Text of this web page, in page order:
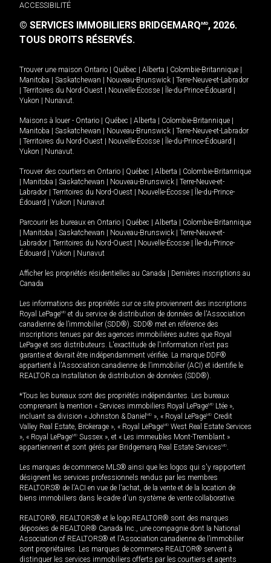
ACCESSIBILITÉ
© SERVICES IMMOBILIERS BRIDGEMARQMD, 2026.
TOUS DROITS RÉSERVÉS.
Trouver une maison Ontario Québec Alberta Colombie-Britannique
Manitoba
Saskatchewan Nouveau-Brunswick
Terre-Neuve-et-Labrador
Territoires du Nord-Ouest Nouvelle-Écosse Île-du-Prince-Édouard
Yukon
Nunavut.
Maisons à louer - Ontario Québec Alberta Colombie-Britannique
Manitoba
Saskatchewan Nouveau-Brunswick
Terre-Neuve-et-Labrador
Territoires du Nord-Ouest Nouvelle-Écosse Île-du-Prince-Édouard
Yukon
Nunavut.
Trouver des courtiers en Ontario Québec Alberta
Colombie-Britannique
Manitoba Saskatchewan Nouveau-Brunswick
Terre-Neuve-et-
Labrador
Territoires du Nord-Ouest Nouvelle-Écosse
Île-du-Prince-
Édouard
Yukon Nunavut
Parcourir les bureaux en Ontario Québec Alberta
Colombie-Britannique
Manitoba Saskatchewan Nouveau-Brunswick
Terre-Neuve-et-
Labrador
Territoires du Nord-Ouest Nouvelle-Écosse
Île-du-Prince-
Édouard
Yukon Nunavut
Afficher les propriétés résidentielles au Canada
Dernières inscriptions au
Canada
Les informations des propriétés sur ce site proviennent des inscriptions
Royal LePageMD et du service de distribution de données de l'Association
canadienne de l’immobilier (SDD®). SDD® met en référence des
inscriptions tenues par des agences immobilières autres que Royal
LePage et ses distributeurs. L'exactitude de l'information n'est pas
garantie et devrait être indépendamment vérifiée. La marque DDF®
appartient à l'Association canadienne de l’immobilier (ACI) et identifie le
REALTOR.ca Installation de distribution de données (SDD®).
*Tous les bureaux sont des propriétés indépendantes. Les bureaux
comprenant la mention « Services immobiliers Royal LePageMD Ltée »,
incluant sa division « Johnston & Daniel MD », « Royal LePageMD Credit
Valley Real Estate, Brokerage », « Royal LePageMD West Real Estate Services
», « Royal LePageMD Sussex », et « Les immeubles Mont-Tremblant »
appartiennent et sont gérés par Bridgemarq Real Estate ServicesMD.
Les marques de commerce MLS® ainsi que les logos qui s'y rapportent
désignent les services professionnels rendus par les membres
REALTORS® de l'ACI en vue de l'achat, de la vente et de la location de
biens immobiliers dans le cadre d'un système de vente collaborative.
REALTOR®, REALTORS® et le logo REALTOR® sont des marques
déposées de REALTOR® Canada Inc., une compagnie dont la National
Association of REALTORS® et l'Association canadienne de l’immobilier
sont propriétaires. Les marques de commerce REALTOR® servent à
distinguer les services immobiliers offerts par les courtiers et agents